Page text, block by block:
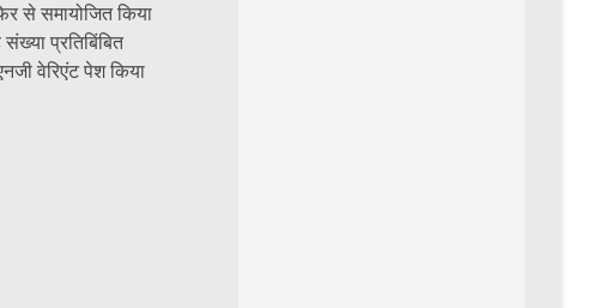
से समायोजित किया
प्रतिबिंबित
वेरिएंट पेश किया